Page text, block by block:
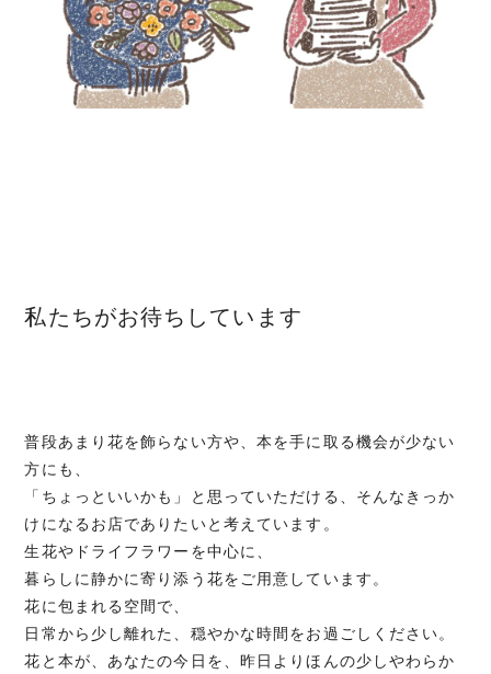
私たちがお待ちしています
普段あまり花を飾らない方や、本を手に取る機会が少ない
方にも、
「ちょっといいかも」と思っていただける、そんなきっか
けになるお店でありたいと考えています。
生花やドライフラワーを中心に、
暮らしに静かに寄り添う花をご用意しています。
花に包まれる空間で、
日常から少し離れた、穏やかな時間をお過ごしください。
花と本が、あなたの今日を、昨日よりほんの少しやわらか